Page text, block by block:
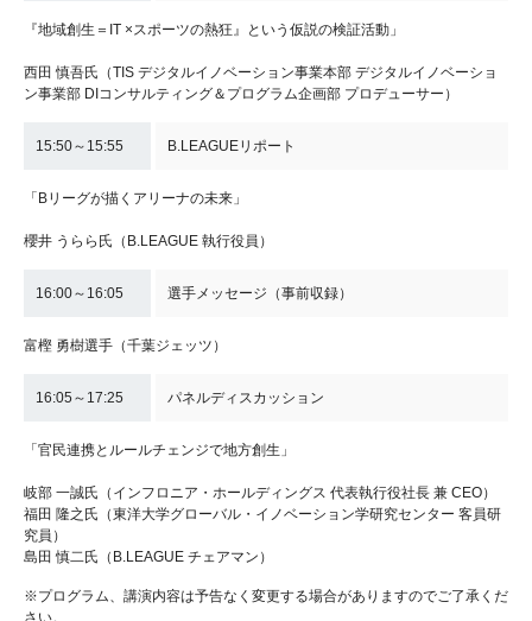
『地域創生＝IT ×スポーツの熱狂』という仮説の検証活動」
西田 慎吾氏（TIS デジタルイノベーション事業本部 デジタルイノベーショ
ン事業部 DIコンサルティング＆プログラム企画部 プロデューサー）
15:50～15:55 B.LEAGUEリポート
「Bリーグが描くアリーナの未来」
櫻井 うらら氏（B.LEAGUE 執行役員）
16:00～16:05 選手メッセージ（事前収録）
富樫 勇樹選手（千葉ジェッツ）
16:05～17:25 パネルディスカッション
「官民連携とルールチェンジで地方創生」
岐部 一誠氏（インフロニア・ホールディングス 代表執行役社長 兼 CEO）
福田 隆之氏（東洋大学グローバル・イノベーション学研究センター 客員研
究員）
島田 慎二氏（B.LEAGUE チェアマン）
※プログラム、講演内容は予告なく変更する場合がありますのでご了承くだ
さい。